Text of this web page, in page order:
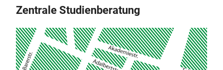
Zentrale Studienberatung